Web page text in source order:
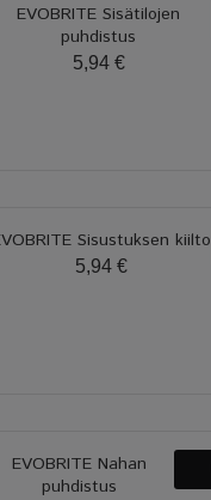
EVOBRITE Sisätilojen
puhdistus
5,94 €
Sisustuksen kiilto
5,94 €
EVOBRITE Nahan
puhdistus